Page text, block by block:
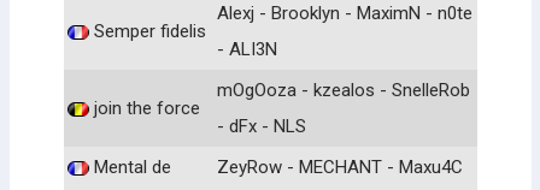
Semper fidelis
Alexj - Brooklyn - MaximN - n0te
- ALI3N
join the force
mOgOoza - kzealos - SnelleRob
- dFx - NLS
Mental de
ZeyRow - MECHANT - Maxu4C